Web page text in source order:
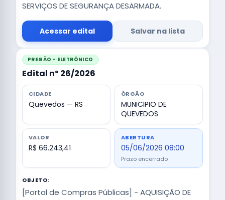
SERVIÇOS DE SEGURANÇA DESARMADA.
Acessar edital Salvar na lista
PREGÃO - ELETRÔNICO
Edital nº 26/2026
CIDADE
Quevedos — RS
ÓRGÃO
MUNICIPIO DE
QUEVEDOS
VALOR
R$ 66.243,41
ABERTURA
05/06/2026 08:00
Prazo encerrado
OBJETO:
[Portal de Compras Públicas] - AQUISIÇÃO DE